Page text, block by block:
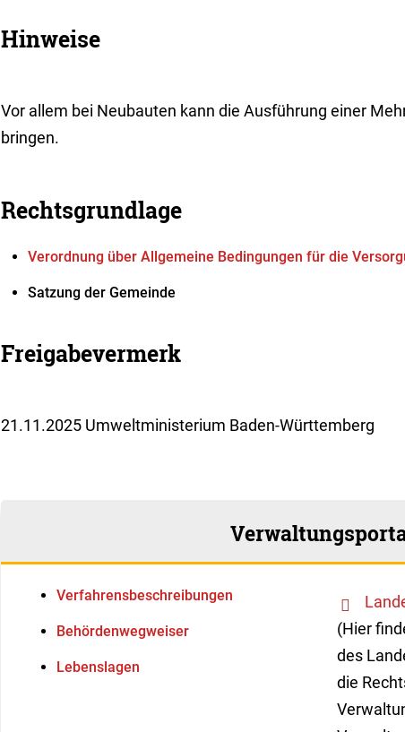
Hinweise
Vor allem bei Neubauten kann die Ausführung einer
bringen.
Rechtsgrundlage
Verordnung über Allgemeine Bedingungen für die
Satzung der Gemeinde
Freigabevermerk
21.11.2025 Umweltministerium Baden-Württemberg
Verfahrens­beschreibungen
Behördenwegweiser
Lebenslagen
(Hier
des
die